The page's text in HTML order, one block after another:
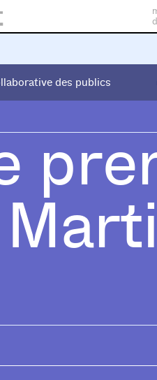
des publics
des publics